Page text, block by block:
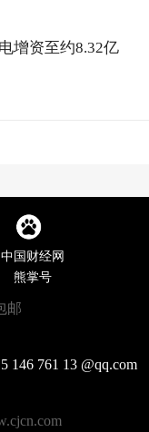
增资至约8.32亿
中国财经网
熊掌号
邮
761 13 @qq.com